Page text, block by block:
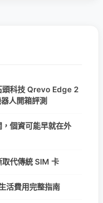
頭科技 Qrevo Edge 2
人開箱評測
個資可能早就在外
代傳統 SIM 卡
活費用完整指南